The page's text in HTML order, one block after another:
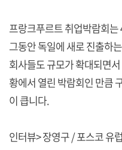
프랑크푸르트 취업박람회는
그동안 독일에 새로 진출하
회사들도 규모가 확대되면
황에서 열린 박람회인 만큼
이 큽니다.
인터뷰> 장영구 / 포스코 유